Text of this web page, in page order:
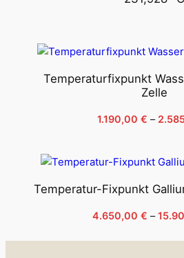
Temperaturfixpunkt
Zelle
1.190,00 € –
Temperatur-Fixpunkt
4.650,00 € –